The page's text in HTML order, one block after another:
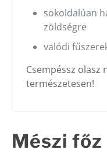
sokoldalúan
zöldségre
valódi
Csempéssz
természetesen!
Mészi főz